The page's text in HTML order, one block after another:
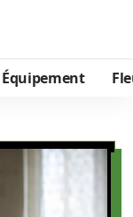
Équipement